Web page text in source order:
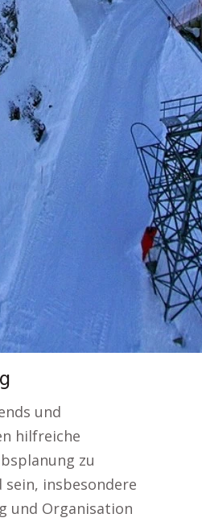
und
hilfreiche
zu
insbesondere
und Organisation